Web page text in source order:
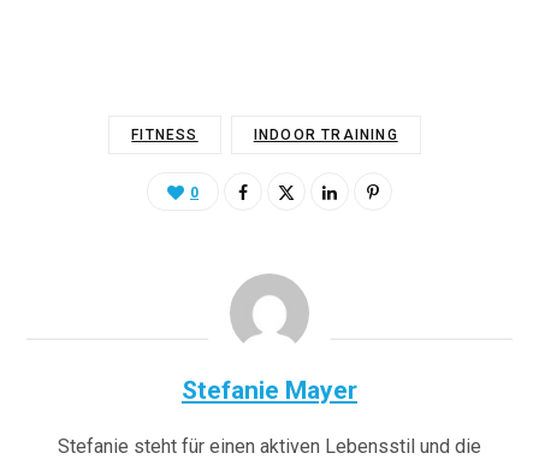
FITNESS INDOOR TRAINING
0
Stefanie Mayer
Stefanie steht für einen aktiven Lebensstil und die